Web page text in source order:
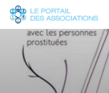
Panneau de gestion des cookies